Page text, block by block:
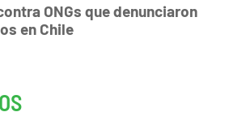
ONGs que denunciaron
en Chile